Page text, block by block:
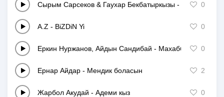
Сырым Сарсеков & Гаухар Бекбатыркызы - Бакыт кусым
0
A.Z - BiZDiN Yi 0
Еркин Нуржанов, Айдын Сандибай - Махаббат туралы
0
Ернар Айдар - Мендик боласын 2
Жарбол Акудай - Адеми кыз 0